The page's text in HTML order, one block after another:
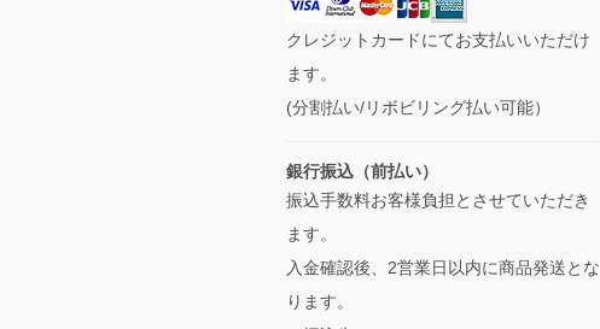
クレジットカードにてお支払いいただけ
ます。
(分割払い/リボビリング払い可能）
銀行振込（前払い）
振込手数料お客様負担とさせていただき
ます。
入金確認後、2営業日以内に商品発送とな
ります。